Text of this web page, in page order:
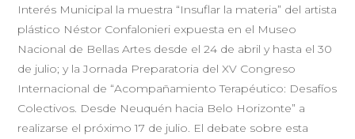
Interés Municipal la muestra “Insuflar la materia” del artista
plástico Néstor Confalonieri expuesta en el Museo
Nacional de Bellas Artes desde el 24 de abril y hasta el 30
de julio; y la Jornada Preparatoria del XV Congreso
Internacional de “Acompañamiento Terapéutico: Desafíos
Colectivos. Desde Neuquén hacia Belo Horizonte” a
realizarse el próximo 17 de julio. El debate sobre esta